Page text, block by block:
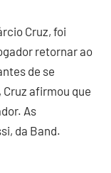
Cruz, foi
retornar ao
de se
afirmou que
As
da Band.